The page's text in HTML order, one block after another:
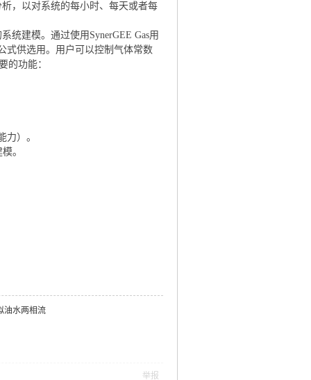
，以对系统的每小时、每天或者每
统建模。通过使用SynerGEE Gas用
式供选用。用户可以控制气体常数
的功能：
力）。
。
油水两相流
举报